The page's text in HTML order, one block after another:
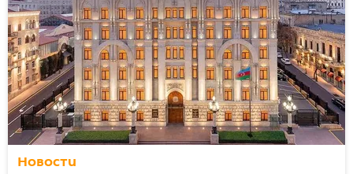
Новости